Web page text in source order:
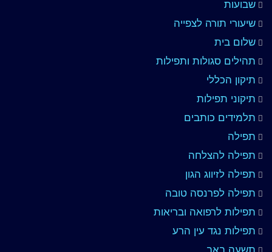
שבועות
שיעורי תורה לצפייה
שלום בית
תהילים סגולות ותפילות
תיקון הכללי
תיקוני תפילות
תלמידים כותבים
תפילה
תפילה להצלחה
תפילה לזיווג הגון
תפילה לפרנסה טובה
תפילות לרפואה ובריאות
תפילות נגד עין הרע